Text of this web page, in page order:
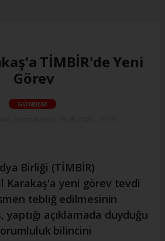
TİMBİR'de Yeni
Görev
GÜNDEM
Birliği (TİMBİR)
Karakaş'a yeni görev tevdi
tebliğ edilmesinin
yaptığı açıklamada duyduğu
bilincini